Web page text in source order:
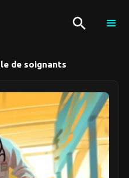
de soignants